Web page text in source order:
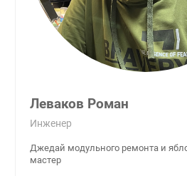
Леваков Роман
Инженер
Джедай модульного ремонта и
мастер